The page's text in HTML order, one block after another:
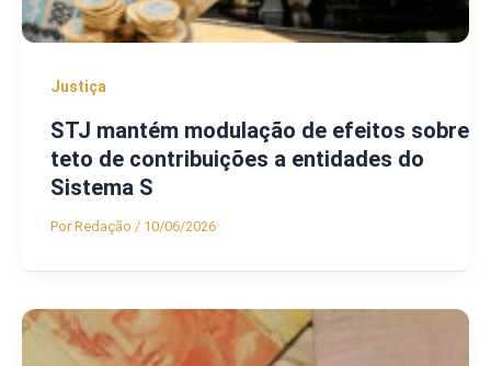
Justiça
STJ mantém modulação de efeitos sobre
teto de contribuições a entidades do
Sistema S
PorRedação / 10/06/2026